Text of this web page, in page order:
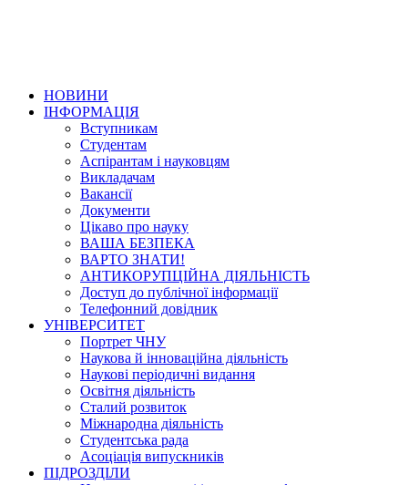
НОВИНИ
ІНФОРМАЦІЯ
Вступникам
Студентам
Аспірантам і науковцям
Викладачам
Вакансії
Документи
Цікаво про науку
ВАША БЕЗПЕКА
ВАРТО ЗНАТИ!
АНТИКОРУПЦІЙНА ДІЯЛЬНІСТЬ
Доступ до публічної інформації
Телефонний довідник
УНІВЕРСИТЕТ
Портрет ЧНУ
Наукова й інноваційна діяльність
Наукові періодичні видання
Освітня діяльність
Сталий розвиток
Міжнародна діяльність
Студентська рада
Асоціація випускників
ПІДРОЗДІЛИ